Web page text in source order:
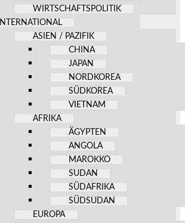
WIRTSCHAFTSPOLITIK
INTERNATIONAL
ASIEN / PAZIFIK
CHINA
JAPAN
NORDKOREA
SÜDKOREA
VIETNAM
AFRIKA
ÄGYPTEN
ANGOLA
MAROKKO
SUDAN
SÜDAFRIKA
SÜDSUDAN
EUROPA